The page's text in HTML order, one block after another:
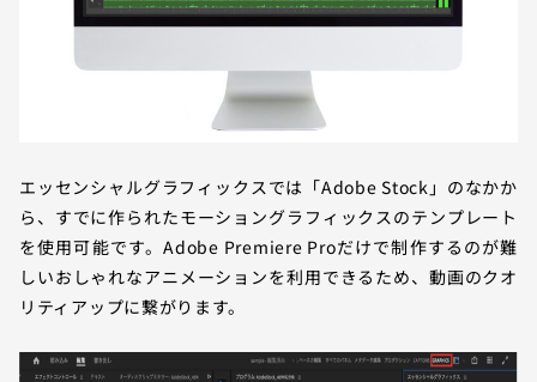
エッセンシャルグラフィックスでは「Adobe Stock」のなかか
ら、すでに作られたモーショングラフィックスのテンプレート
を使用可能です。Adobe Premiere Proだけで制作するのが難
しいおしゃれなアニメーションを利用できるため、動画のクオ
リティアップに繋がります。